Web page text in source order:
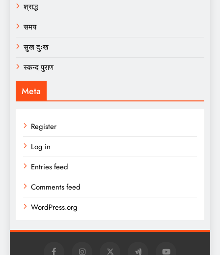
श्राद्ध
समय
सुख दुःख
स्कन्द पुराण
Meta
Register
Log in
Entries feed
Comments feed
WordPress.org